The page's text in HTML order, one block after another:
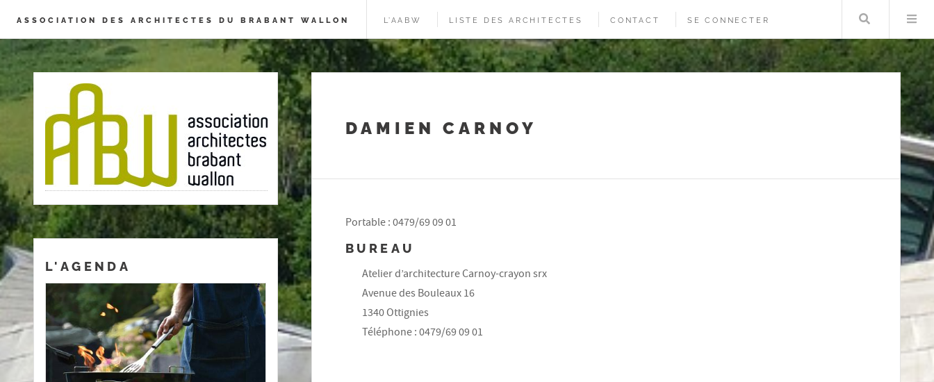
ASSOCIATION DES ARCHITECTES DU BRABANT WALLON L’AABW LISTE DES ARCHITECTES CONTACT SE CONNECTER Rechercher
DAMIEN CARNOY
Portable : 0479/69 09 01
BUREAU
Atelier d’architecture Carnoy-crayon srx
Avenue des Bouleaux 16
1340 Ottignies
Téléphone : 0479/69 09 01
L'AGENDA